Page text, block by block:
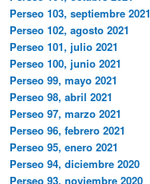
Perseo 103, septiembre 2021
Perseo 102, agosto 2021
Perseo 101, julio 2021
Perseo 100, junio 2021
Perseo 99, mayo 2021
Perseo 98, abril 2021
Perseo 97, marzo 2021
Perseo 96, febrero 2021
Perseo 95, enero 2021
Perseo 94, diciembre 2020
Perseo 93, noviembre 2020